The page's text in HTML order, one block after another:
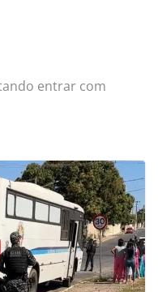
entrar com